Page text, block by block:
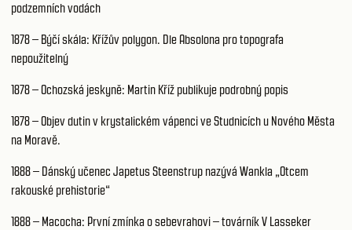
podzemních vodách
1878 – Býčí skála: Křížův polygon. Dle Absolona pro topografa
nepoužitelný
1878 – Ochozská jeskyně: Martin Kříž publikuje podrobný popis
1878 – Objev dutin v krystalickém vápenci ve Studnicích u Nového Města
na Moravě.
1888 – Dánský učenec Japetus Steenstrup nazývá Wankla „Otcem
rakouské prehistorie“
1888 – Macocha: První zmínka o sebevrahovi – továrník V Lasseker